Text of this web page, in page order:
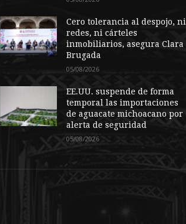
Cero tolerancia al despojo, ni
redes, ni cárteles
inmobiliarios, asegura Clara
Brugada
05/08/2026
EE.UU. suspende de forma
temporal las importaciones
de aguacate michoacano por
alerta de seguridad
05/08/2026